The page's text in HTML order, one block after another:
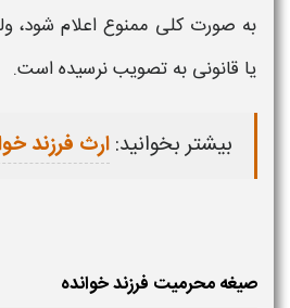
به صورت کلی ممنوع اعلام شود،
یا قانونی به تصویب نرسیده است.
بیشتر بخوانید:ارث فرزند
صیغه محرمیت فرزند خوانده